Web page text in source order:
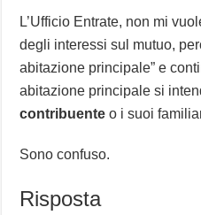
L’Ufficio Entrate, non mi
degli interessi sul mutuo,
abitazione principale” e
abitazione principale si
contribuente o i suoi
Sono confuso.
Risposta